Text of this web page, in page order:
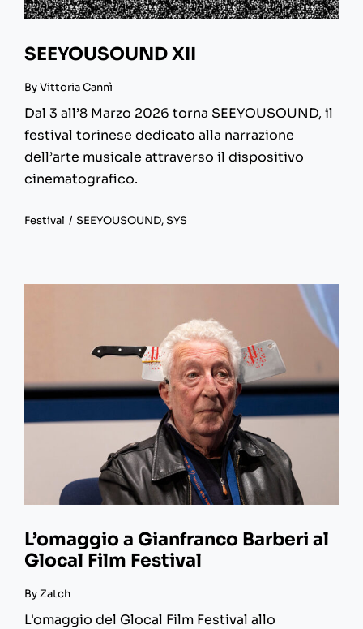
SEEYOUSOUND XII
ByVittoria Cannì
Dal 3 all’8 Marzo 2026 torna SEEYOUSOUND, il
festival torinese dedicato alla narrazione
dell’arte musicale attraverso il dispositivo
cinematografico.
Festival / SEEYOUSOUND,SYS
L’omaggio a Gianfranco Barberi al
Glocal Film Festival
ByZatch
L'omaggio del Glocal Film Festival allo